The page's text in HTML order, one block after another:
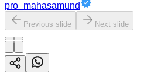
pro_mahasamund
Previous slide Next slide